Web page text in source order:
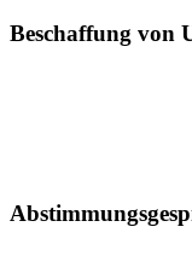
Beschaffung von